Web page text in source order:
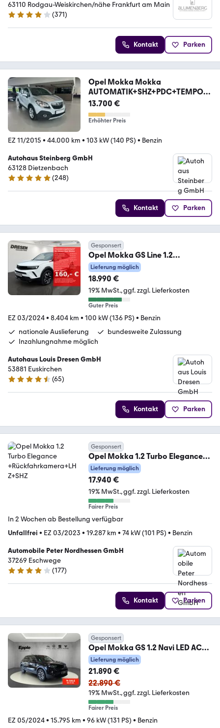
63110 Rodgau-Weiskirchen/nähe Frankfurt am Main
4.2 Sterne
(371)
Kontakt Parken
Opel Mokka Mokka
AUTOMATIK+SHZ+PDC+TEMPOM
AT Mokka E
13.700 €
Erhöhter Preis
EZ 11/2015 • 44.000 km • 103 kW (140 PS) • Benzin
Autohaus Steinberg GmbH
63128 Dietzenbach
4.9 Sterne
(248)
Kontakt Parken
Gesponsert
Opel Mokka GS Line 1.2
Allwetterreifen/Sitzheizung/Ca
Lieferung möglich
18.990 €
19% MwSt. ggf. zzgl. Lieferkosten
Guter Preis
EZ 03/2024• 8.404 km • 100 kW (136 PS) • Benzin
nationale Auslieferung
bundesweite Zulassung
Inzahlungnahme möglich
Autohaus Louis Dresen GmbH
53881 Euskirchen
4.7 Sterne
(65)
Kontakt Parken
Gesponsert
Opel Mokka 1.2 Turbo Elegance
+Rückfahrkamera+LHZ+SHZ
Lieferung möglich
17.940 €
19% MwSt. ggf. zzgl. Lieferkosten
Fairer Preis
In 2 Wochen ab Bestellung verfügbar
Unfallfrei • EZ 03/2023 • 19.287 km • 74 kW (101 PS) • Benzin
Automobile Peter Nordhessen GmbH
37269 Eschwege
4.2 Sterne
(177)
Kontakt Parken
Gesponsert
Opel Mokka GS 1.2 Navi LED ACC
Klimaautom SHZ LHZ Kam
Lieferung möglich
21.890 €
22.890 €
19% MwSt. ggf. zzgl. Lieferkosten
Fairer Preis
EZ 05/2024• 15.795 km • 96 kW (131 PS) • Benzin